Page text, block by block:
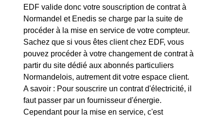
EDF valide donc votre souscription de contrat à
Normandel et Enedis se charge par la suite de
procéder à la mise en service de votre compteur.
Sachez que si vous êtes client chez EDF, vous
pouvez procéder à votre changement de contrat à
partir du site dédié aux abonnés particuliers
Normandelois, autrement dit votre espace client.
A savoir : Pour souscrire un contrat d'électricité, il
faut passer par un fournisseur d'énergie.
Cependant pour la mise en service, c'est